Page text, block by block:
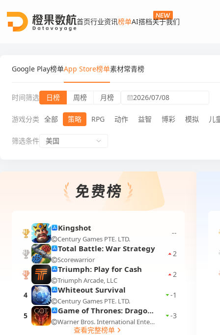
首页行业资讯榜单AI搭档关于我们
Google Play榜单App Store榜单素材常青榜
时间筛选 日榜 周榜 月榜 2026/07/08
游戏分类 全部 策略 RPG 动作 益智 博彩 模拟 儿
筛选条件 美国
Kingshot
Century Games PTE. LTD.
--
Total Battle: War Strategy
Scorewarrior
2
Triumph: Play for Cash
Triumph Arcade, LLC
2
4
Whiteout Survival
Century Games PTE. LTD.
-1
5
Game of Thrones: Dragonfire
Warner Bros. International Enterprises
-3
查看完整榜单